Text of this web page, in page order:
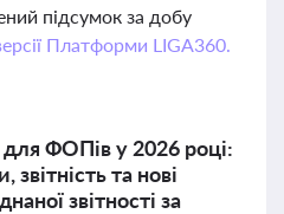
підсумок за добу
Платформи LIGA360.
ФОПів у 2026 році:
звітність та нові
звітності за